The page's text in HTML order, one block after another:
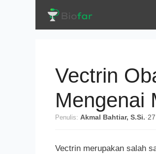
Vectrin
Mengenai
Penulis: Akmal Bahtiar, S.Si. ·
Vectrin merupakan salah